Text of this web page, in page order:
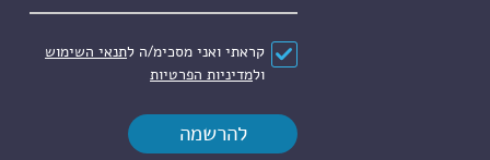
הסכם*
קראתי ואני מסכימ/ה לתנאי השימוש
ולמדיניות הפרטיות